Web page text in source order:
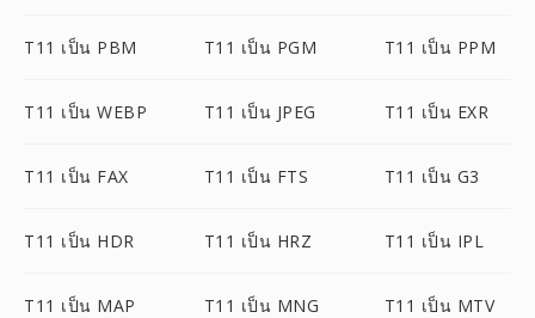
T11 เป็น PBM T11 เป็น PGM T11 เป็น PPM
T11 เป็น WEBP T11 เป็น JPEG T11 เป็น EXR
T11 เป็น FAX T11 เป็น FTS T11 เป็น G3
T11 เป็น HDR T11 เป็น HRZ T11 เป็น IPL
T11 เป็น MAP T11 เป็น MNG T11 เป็น MTV